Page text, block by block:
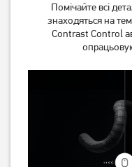
Помічайте всі
знаходяться на
Contrast Control